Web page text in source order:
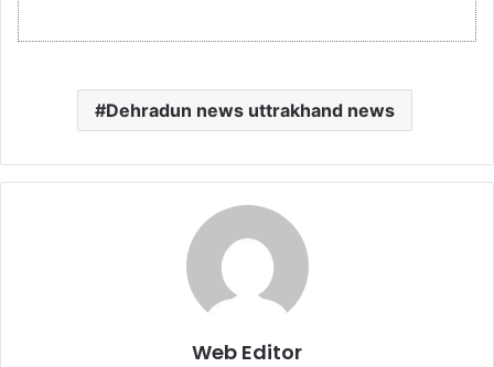
Dehradun news uttrakhand news
Web Editor